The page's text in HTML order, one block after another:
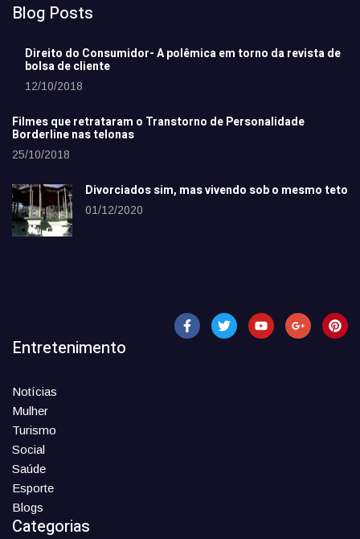
Blog Posts
Direito do Consumidor- A polêmica em torno da revista de
bolsa de cliente
12/10/2018
Filmes que retrataram o Transtorno de Personalidade
Borderline nas telonas
25/10/2018
Divorciados sim, mas vivendo sob o mesmo teto
01/12/2020
Entretenimento
Notícias
Mulher
Turismo
Social
Saúde
Esporte
Blogs
Categorias